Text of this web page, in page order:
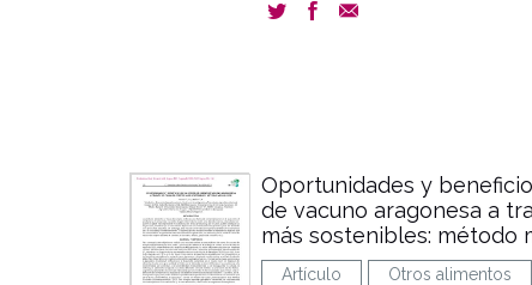
Oportunidades y
de vacuno aragonesa a
más sostenibles: método
Artículo
Otros alimentos